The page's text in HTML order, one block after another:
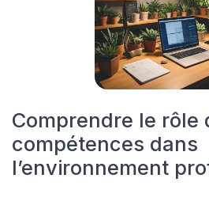
Comprendre le rôle
compétences dans
l’environnement